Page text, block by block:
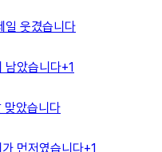
일 웃겼습니다
남았습니다+1
맞았습니다
먼저였습니다+1